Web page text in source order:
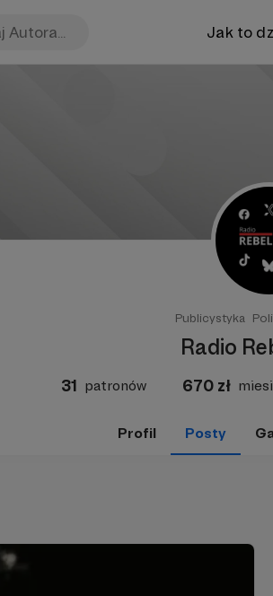
Jak to
Publicystyka
Radio
31 patronów 670 zł
Profil Posty